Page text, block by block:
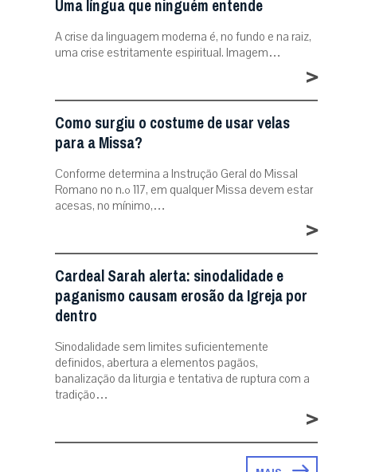
Uma língua que ninguém entende
A crise da linguagem moderna é, no fundo e na raiz,
uma crise estritamente espiritual. Imagem…
>
Como surgiu o costume de usar velas
para a Missa?
Conforme determina a Instrução Geral do Missal
Romano no n.º 117, em qualquer Missa devem estar
acesas, no mínimo,…
>
Cardeal Sarah alerta: sinodalidade e
paganismo causam erosão da Igreja por
dentro
Sinodalidade sem limites suficientemente
definidos, abertura a elementos pagãos,
banalização da liturgia e tentativa de ruptura com a
tradição…
>